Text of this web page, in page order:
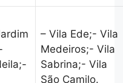
– Vila Ede;- Vila
Medeiros;- Vila
Sabrina;- Vila
São Camilo.